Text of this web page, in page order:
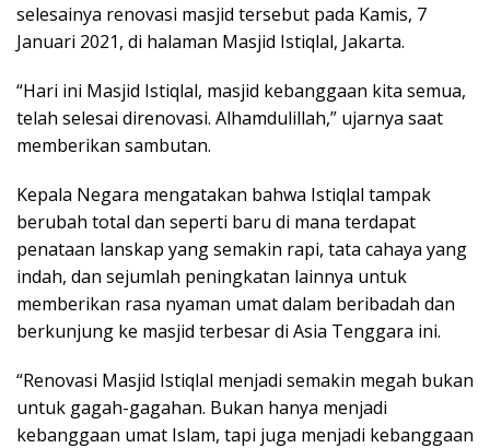
selesainya renovasi masjid tersebut pada Kamis, 7
Januari 2021, di halaman Masjid Istiqlal, Jakarta.
“Hari ini Masjid Istiqlal, masjid kebanggaan kita semua,
telah selesai direnovasi. Alhamdulillah,” ujarnya saat
memberikan sambutan.
Kepala Negara mengatakan bahwa Istiqlal tampak
berubah total dan seperti baru di mana terdapat
penataan lanskap yang semakin rapi, tata cahaya yang
indah, dan sejumlah peningkatan lainnya untuk
memberikan rasa nyaman umat dalam beribadah dan
berkunjung ke masjid terbesar di Asia Tenggara ini.
“Renovasi Masjid Istiqlal menjadi semakin megah bukan
untuk gagah-gagahan. Bukan hanya menjadi
kebanggaan umat Islam, tapi juga menjadi kebanggaan